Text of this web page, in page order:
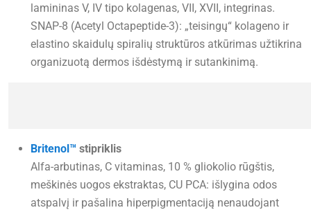
lamininas V, IV tipo kolagenas, VII, XVII, integrinas.
SNAP-8 (Acetyl Octapeptide-3): „teisingų“ kolageno ir
elastino skaidulų spiralių struktūros atkūrimas užtikrina
organizuotą dermos išdėstymą ir sutankinimą.
Britenol™ stipriklis
Alfa-arbutinas, C vitaminas, 10 % gliokolio rūgštis,
meškinės uogos ekstraktas, CU PCA: išlygina odos
atspalvį ir pašalina hiperpigmentaciją nenaudojant